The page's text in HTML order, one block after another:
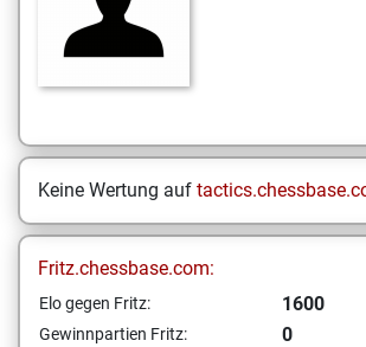
Keine Wertung auf
Fritz.chessbase.com:
Elo gegen Fritz: 1600
Gewinnpartien Fritz: 0